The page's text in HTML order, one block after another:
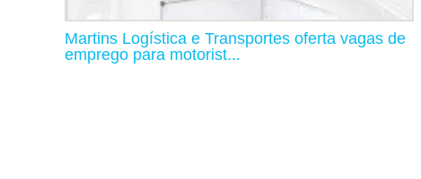
Martins Logística e Transportes oferta vagas de
emprego para motorist...